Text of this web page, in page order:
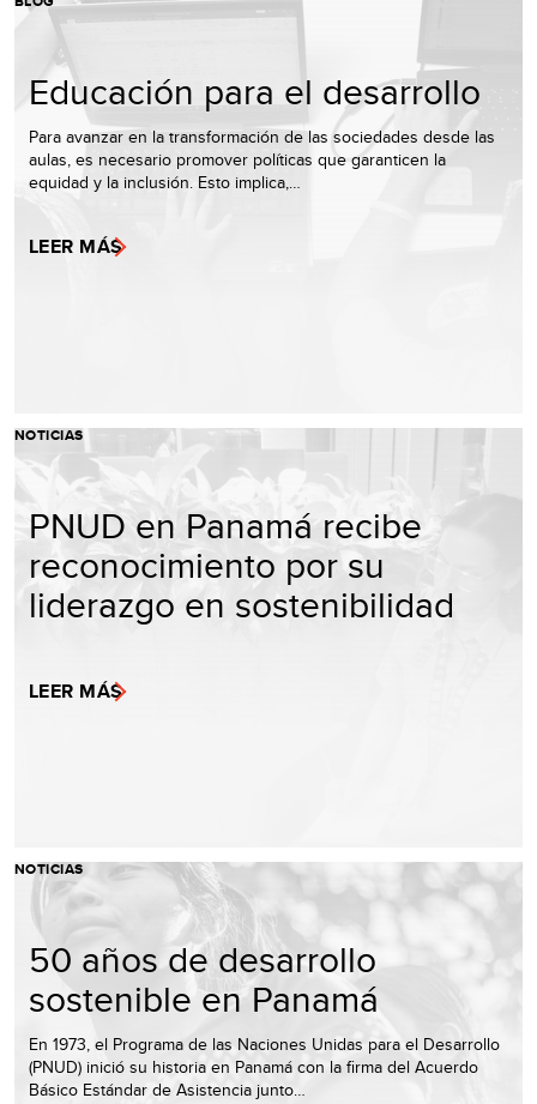
Educación para el desarrollo
Para avanzar en la transformación de las sociedades desde las
aulas, es necesario promover políticas que garanticen la
equidad y la inclusión. Esto implica,…
LEER MÁS
NOTICIAS
PNUD en Panamá recibe
reconocimiento por su
liderazgo en sostenibilidad
LEER MÁS
NOTICIAS
50 años de desarrollo
sostenible en Panamá
En 1973, el Programa de las Naciones Unidas para el Desarrollo
(PNUD) inició su historia en Panamá con la firma del Acuerdo
Básico Estándar de Asistencia junto…